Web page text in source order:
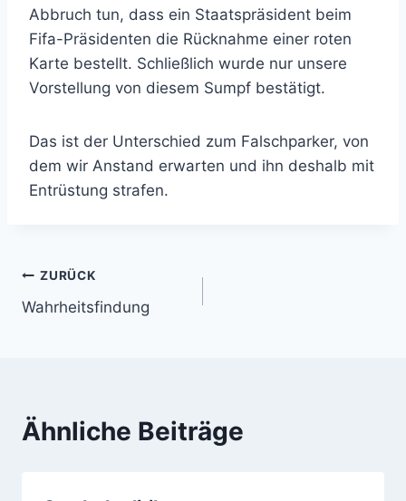
Abbruch tun, dass ein Staatspräsident beim
Fifa-Präsidenten die Rücknahme einer roten
Karte bestellt. Schließlich wurde nur unsere
Vorstellung von diesem Sumpf bestätigt.
Das ist der Unterschied zum Falschparker, von
dem wir Anstand erwarten und ihn deshalb mit
Entrüstung strafen.
Beitragsnavigation
ZURÜCK
Wahrheitsfindung
Ähnliche Beiträge